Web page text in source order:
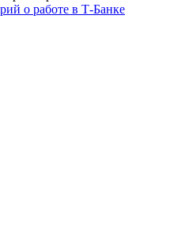
о работе в Т-Банке